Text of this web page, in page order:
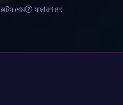
স্লটস গেম সাধারণ প্রশ্ন